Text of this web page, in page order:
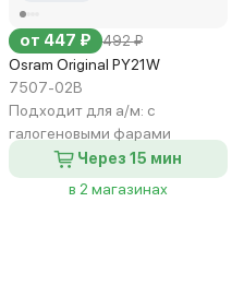
от 447 ₽ 492 ₽
Osram Original PY21W
7507-02B
Подходит для а/м: с
галогеновыми фарами
Через 15 мин
в 2 магазинах